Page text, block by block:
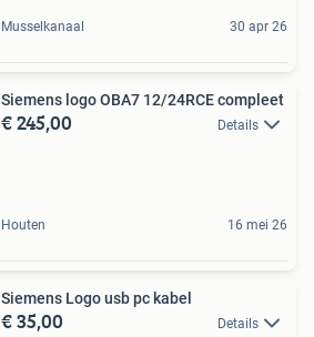
Musselkanaal 30 apr 26
Siemens logo OBA7 12/24RCE compleet
€ 245,00 Details
Houten 16 mei 26
Siemens Logo usb pc kabel
€ 35,00 Details